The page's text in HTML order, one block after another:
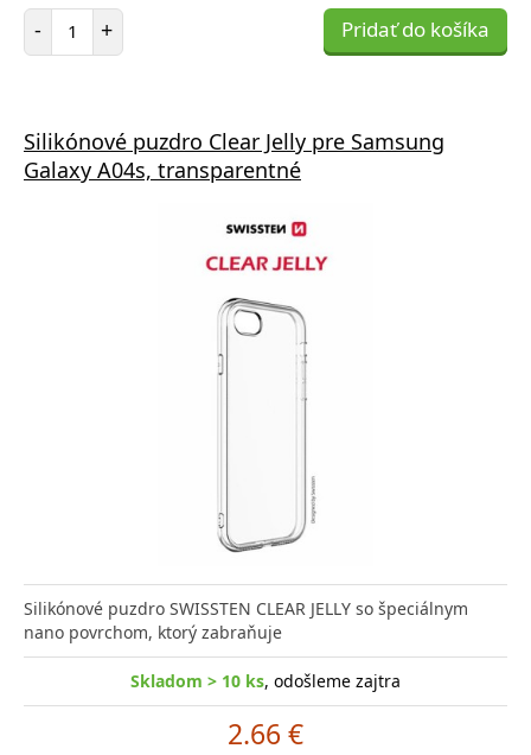
- Počet položiek
+ Pridať do košíka
Silikónové puzdro Clear Jelly pre Samsung
Galaxy A04s, transparentné
Silikónové puzdro SWISSTEN CLEAR JELLY so špeciálnym
nano povrchom, ktorý zabraňuje
Skladom > 10 ks, odošleme zajtra
2.66 €